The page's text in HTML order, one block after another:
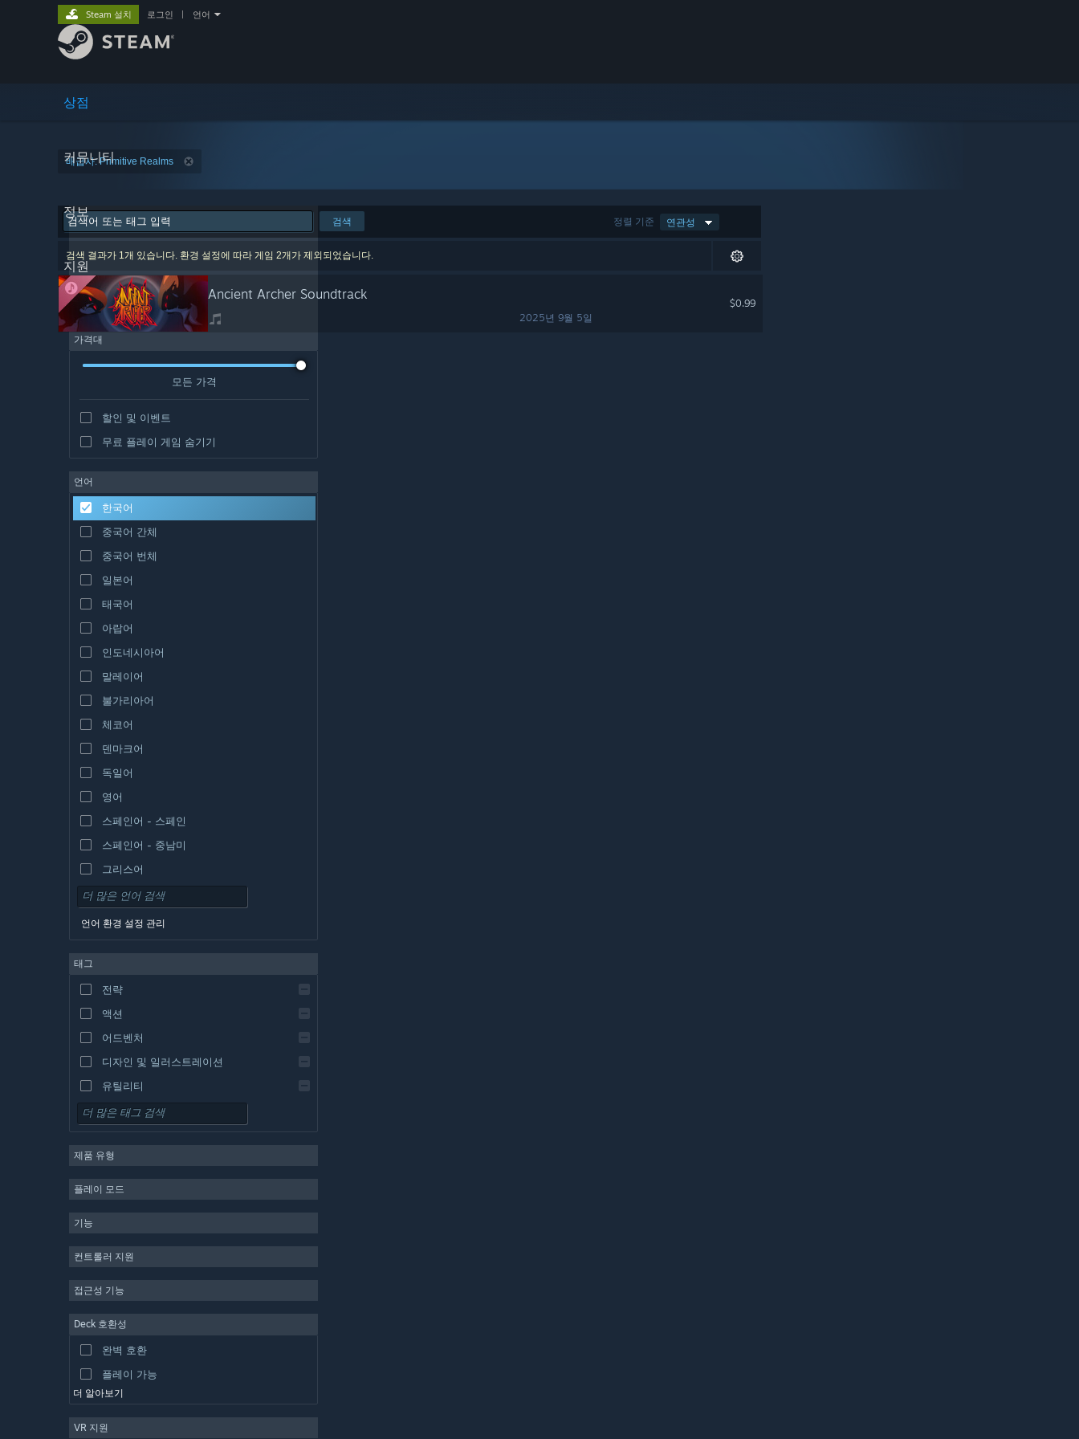
상점
커뮤니티
정보
지원
Steam 설치 로그인 언어
배급사: Primitive Realms
정렬 기준 연관성
검색
검색 결과가 1개 있습니다. 환경 설정에 따라 게임 2개가 제외되었습니다.
Ancient Archer Soundtrack
2025년 9월 5일
$0.99
가격대
모든 가격
할인 및 이벤트
무료 플레이 게임 숨기기
언어
한국어
중국어 간체
중국어 번체
일본어
태국어
아랍어
인도네시아어
말레이어
불가리아어
체코어
덴마크어
독일어
영어
스페인어 - 스페인
스페인어 - 중남미
그리스어
언어 환경 설정 관리
태그
전략
액션
어드벤처
디자인 및 일러스트레이션
유틸리티
무료 플레이
MMO
시뮬레이션
동영상 제작
사진 편집
제품 유형
플레이 모드
기능
컨트롤러 지원
접근성 기능
Deck 호환성
완벽 호환
플레이 가능
더 알아보기
VR 지원